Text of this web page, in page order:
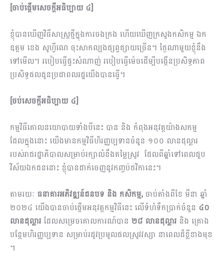
[ចាប់ផ្តើមសេចក្តីអធិប្បាយ ៤]
ខ្ញុំបានឃើញវិធីសាស្រ្តថ្មីក្នុងការចងក្រង ហើយឃើញក្រសួងកសិកម្ម ឯក
ឧត្តម ខេង សូហ្វីណេ ចុះសាកល្បងផ្សព្វផ្សាយច្រើន។ ថ្ងៃណាមួយខ្ញុំនឹង
ទៅមើល។ របៀបធ្វើផ្ទះសំណាញ់ របៀបធ្វើម៉េចដើម្បីបង្កើនប្រសិទ្ធភាព
ប្រសិទ្ធផលជូនប្រជាពលរដ្ឋយើងបានធ្វើ។
[ចប់សេចក្តីអធិប្បាយ ៤]
កម្មវិធីគោលនយោបាយទាំងបីនេះ បាន និង​ កំពុង​អនុវត្តយ៉ាងសកម្ម
ដែលក្នុងនោះ យើងមាន​កម្មវិធីហិរញ្ញប្បទានចំនួន ១០០ លានដុល្លារ
របស់រាជរដ្ឋាភិបាលសម្រាប់រក្សាលំនឹងតម្លៃស្រូវ ដែលពីឆ្នាំទៅពេលជួប
វិស័យឯកជននោះ ខ្ញុំបានដាក់ចេញនូវកញ្ចប់ថវិកានេះ។
តាមរយៈ ធនាគារអភិវឌ្ឍន៍ជនបទ និង កសិកម្ម, ចាប់តាំងពីខែ មីនា ឆ្នាំ
២០២៤ យើងបាន​ចាប់​ផ្តើមអនុវត្តកម្មវិធីនេះ ​លើ​ទំហំទឹកប្រាក់ចំនួន ៤០
លានដុល្លារដែល​សម្រេចគោលការណ៍បាន ២៨ លានដុល្លារ និង គ្រោង
បន្ថែមហិរញ្ញប្បទាន សម្រាប់រដូវប្រមូលផលស្រូវវស្សា នាពេលដ៏ខ្លីខាងមុខ​
។